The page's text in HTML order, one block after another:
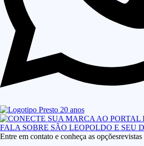
Entre em contato e conheça as opçõesrevistas